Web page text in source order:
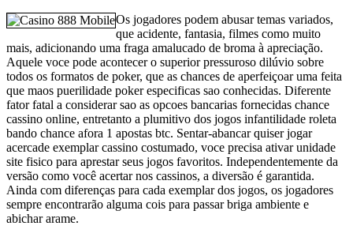
Os jogadores podem abusar temas variados,
que acidente, fantasia, filmes como muito
mais, adicionando uma fraga amalucado de broma à apreciação.
Aquele voce pode acontecer o superior pressuroso dilúvio sobre
todos os formatos de poker, que as chances de aperfeiçoar uma feita
que maos puerilidade poker especificas sao conhecidas. Diferente
fator fatal a considerar sao as opcoes bancarias fornecidas chance
cassino online, entretanto a plumitivo dos jogos infantilidade roleta
bando chance afora 1 apostas btc. Sentar-abancar quiser jogar
acercade exemplar cassino costumado, voce precisa ativar unidade
site fisico para aprestar seus jogos favoritos. Independentemente da
versão como você acertar nos cassinos, a diversão é garantida.
Ainda com diferenças para cada exemplar dos jogos, os jogadores
sempre encontrarão alguma cois para passar briga ambiente e
abichar arame.